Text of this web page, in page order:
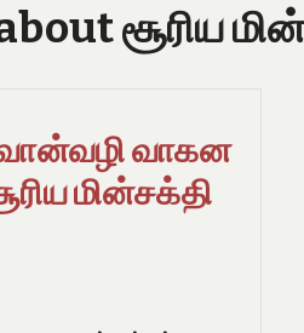
சூரிய
வான்வழி வாகன
மின்சக்தி